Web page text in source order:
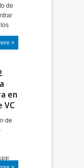
de
»
en
VC
de